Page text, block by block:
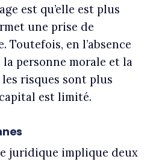
est qu’elle est plus
une prise de
Toutefois, en l’absence
personne morale et la
risques sont plus
capital est limité.
juridique implique deux